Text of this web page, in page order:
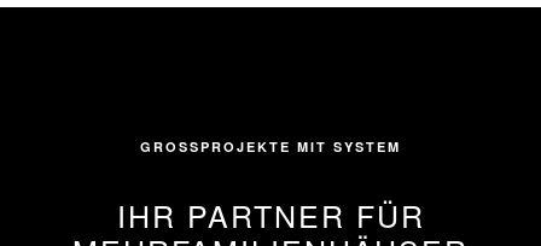
GROSSPROJEKTE MIT SYSTEM
IHR PARTNER FÜR